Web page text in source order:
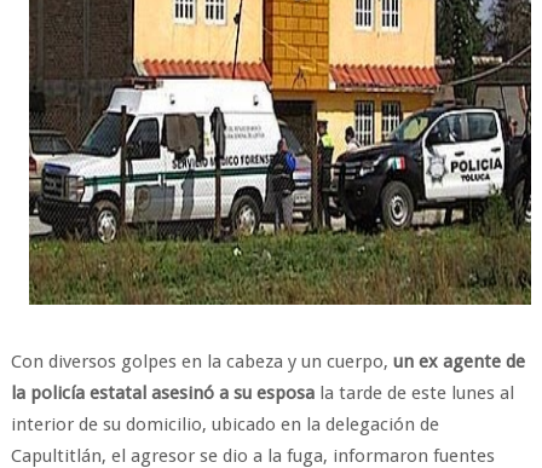
Con diversos golpes en la cabeza y un cuerpo, un ex agente de
la policía estatal asesinó a su esposala tarde de este lunes al
interior de su domicilio, ubicado en la delegación de
Capultitlán, el agresor se dio a la fuga, informaron fuentes